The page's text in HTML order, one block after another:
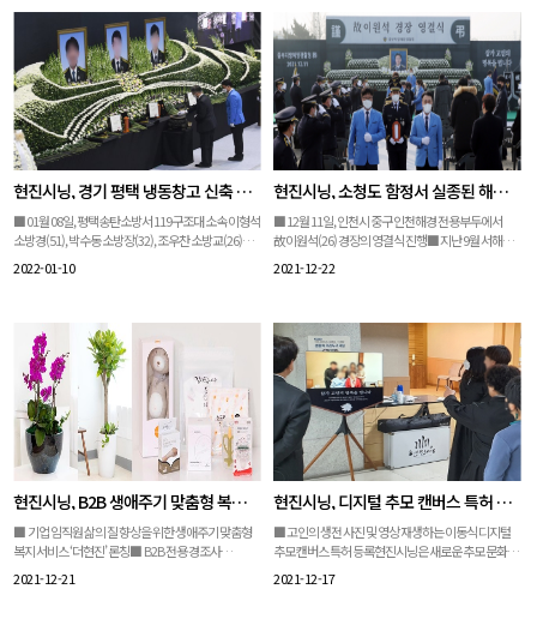
수행실적을 바탕으로 이번 윤관 전 대법원장 법원장도
격식에 맞는 의전을 수행했습니다. ※ 관련 기사 본문
바로가기▷ 영결식장 들어서는 윤관 전 대법원장 영정
(뉴스핌)
https://www.newspim.com/news/view/202211
16000072
현진시닝, 경기 평택 냉동창고 신축 공사장 화재 순직 소방관 영결식 진행
■ 01월 08일, 평택송탄소방서 119구조대 소속 이형석
소방경(51), 박수동 소방장(32), 조우찬 소방교(26)의
냉동창고 신축공사 화재 진압 중 내부고립으로 인한
평택시 이충문화체육센터 합동
영결식장. 평택송탄소방서 119구조대 소속 채준영
소방교(34)가 떨리는 목소리로 고별사를 읽었다.고
이형석 소방경(51)과 박수동 소방장(32), 조우찬
소방교(26)와의 추억을 회상하던 채 소방교는 슬픔을
감추지 못해 몇 번이나 말을 멈췄다. 채 소방교는
“혹시나 남아있을 단 한 명의 생명이라도 놓칠까
메케한 연기 속으로 묵묵히 들어가던 그들의 모습이
모두의 가슴속에 잘 간직되고 기억되기를
바래본다”고 했다. 영결식장 곳곳에서는 울음소리가
그치지 않았다…순직 소방관 영결식은 유족과 소방
진행됐다. 송탄소방서 소속인 세 소방관은 경기
2022-01-10
현진시닝, 소청도 함정서 실종된 해양경찰관 3개월 만에 영결식
■ 12월 11일, 인천시 중구 인천해경 전용부두에서
故이원석(26) 경장의 영결식 진행■ 지난 9월 서해
20대 해양경찰관의 영결식지난 9월 서해 북단 인천
엄수됐다. 이날 영결식은 김병로 중부해경청장이
장례위원장을 맡아 중부해경청장 장(葬)으로
치러졌으며 유가족과 동료 경찰관 등 90여 명이 참석해
고인의 마지막 길을 배웅했다. 해경은 그동안 이
경장의 공적을 고려해 순경에서 경장으로 1계급
특진시키고, 해양경찰 1등급 공로장도 추서했다. 이
경장은 지난 9월 10일 인천시 옹진군 소청도 인근
해상에서 서해5도 특별경비단 소속으로 근무하던 중
지하 기관실에서 당직 근무를 하다가 동료에게
“화장실에 다녀오겠다”고 말한 뒤 실종됐다.함정
내부에 설치된 폐쇄회로(CC)TV에는 이 경장이 함정
사각지대에서 사라졌다. 이 경장은 올해 7월 서해5도
2021-12-22
현진시닝, B2B 생애주기 맞춤형 복지 서비스 본격화
■ 기업 임직원 삶의 질 향상을 위한 생애주기 맞춤형
복지 서비스 ‘더현진’ 론칭■ B2B 전용 경조사
임직원 대상 생애주기 맞춤형 복지 서비스 ‘더현진
2021-12-21
현진시닝, 디지털 추모 캔버스 특허 등록
■ 고인의 생전 사진 및 영상 재생하는 이동식 디지털
추모 캔버스 특허 등록현진시닝은 새로운 추모 문화
(이하 디지털 추모 캔버스)’를 개발, 해당 특허가 최종
2021-12-17